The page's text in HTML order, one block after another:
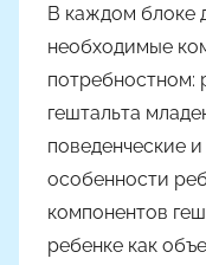
В каждом блоке
необходимые
потребностном:
гештальта
поведенческие
особенности
компонентов
ребенке как